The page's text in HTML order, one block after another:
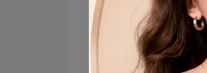
小個子穿搭
韓系穿搭
百搭穿搭